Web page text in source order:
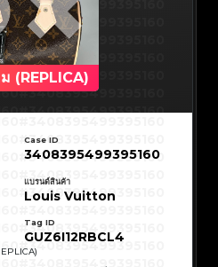
#3066123689299189
#3066123689299189
#3066123689299189
#3066123689299189
#3066123689299189
#3066123689299189
#3066123689299189
#3066123689299189
#3066123689299189
#3066123689299189
#3066123689299189
#3066123689299189
#3066123689299189
#3066123689299189
#3066123689299189
#3066123689299189
#3066123689299189
#3066123689299189
#3066123689299189
#3066123689299189
#3066123689299189
#3066123689299189
#3066123689299189
#3066123689299189
#3066123689299189
#3066123689299189
#3408395499395160
#3408395499395160
#3408395499395160
#3408395499395160
#3408395499395160
#3408395499395160
#3408395499395160
#3408395499395160
#3408395499395160
#3408395499395160
#3408395499395160
#3408395499395160
#3408395499395160
#3408395499395160
(REPLICA)
#3408395499395160
#3408395499395160
#3408395499395160
#3408395499395160
#3408395499395160
#3408395499395160
#3408395499395160
Case ID
3408395499395160
แบรนด์สินค้า
Louis Vuitton
Tag ID
GUZ6I12RBCL4